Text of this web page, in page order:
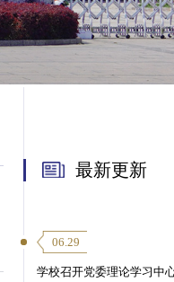
最新更新
06.29
学校召开党委理论学习中